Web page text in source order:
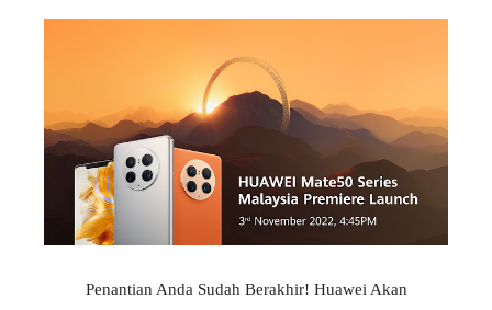
Penantian Anda Sudah Berakhir! Huawei Akan